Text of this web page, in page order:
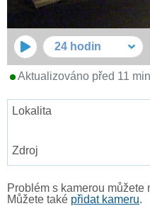
24 hodin
Aktualizováno před 11
Problém s kamerou můžete
Můžete také přidat kameru.